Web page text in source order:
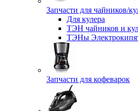
Запчасти для чайников/
Для кулера
ТЭН чайников и
ТЭНы
Запчасти для кофеварок